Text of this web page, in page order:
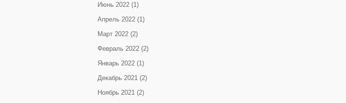
Июнь 2022 (1)
Апрель 2022 (1)
Март 2022 (2)
Февраль 2022 (2)
Январь 2022 (1)
Декабрь 2021 (2)
Ноябрь 2021 (2)